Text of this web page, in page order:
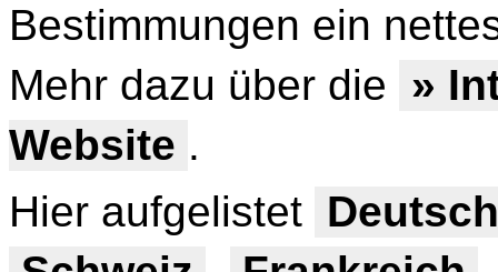
Bestimmungen ein
Mehr dazu über die »
Website .
Hier aufgelistet